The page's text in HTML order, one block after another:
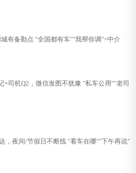
有备勤点 "全国都有车""我帮你调"=中介
司机Q2，微信发图不犹豫 "私车公用""老司
，夜间/节假日不断线 "看车在哪""下午再说"